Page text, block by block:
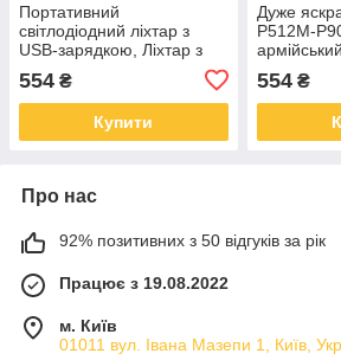
Портативний
світлодіодний ліхтар з
USB-зарядкою, Ліхтар з
регулюванням променя
вуличний ручний NC-47
554 ₴
Купити
Дуже
P512M-
ручний LY-
554₴
Про нас
92% позитивних з 50 відгуків за рік
Працює з 19.08.2022
м. Київ
01011 вул. Івана Мазепи 1, Київ,